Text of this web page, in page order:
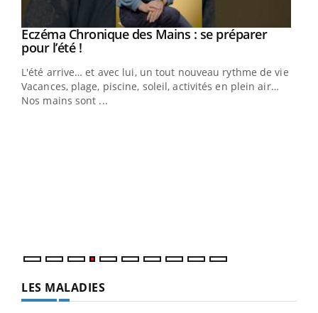
Youtube
Eczéma Chronique des Mains : se préparer
pour l’été !Youtube
L'été arrive… et avec lui, un tout nouveau rythme de vie !
Vacances, plage, piscine, soleil, activités en plein air…
Nos mains sont ...
LES MALADIES